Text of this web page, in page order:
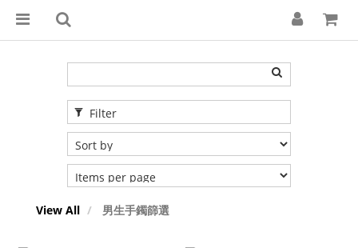
Filter
View All 男生手鐲篩選